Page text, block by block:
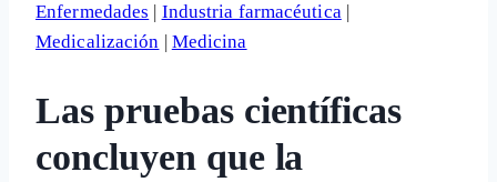
Enfermedades | Industria farmacéutica|
Medicalización | Medicina
Las pruebas científicas
concluyen que la